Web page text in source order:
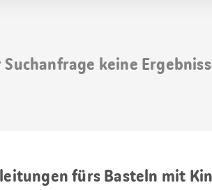
keine
fürs Basteln mit